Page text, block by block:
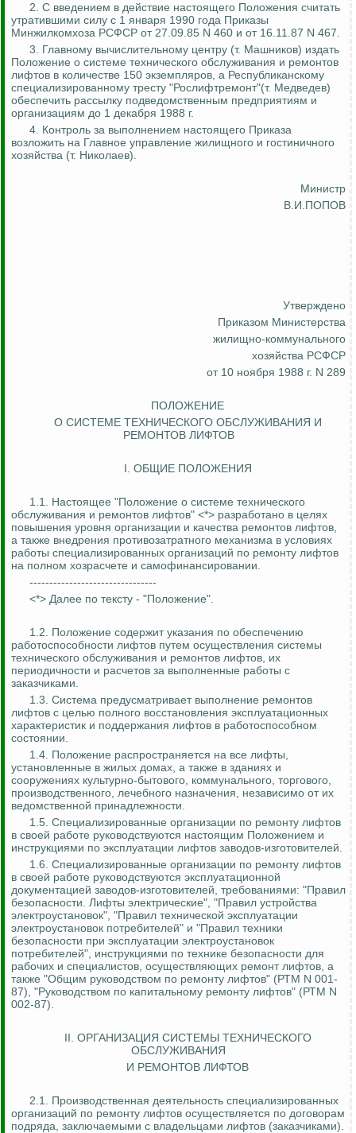
2. С введением в действие настоящего Положения считать
утратившими силу с 1 января 1990 года Приказы
Минжилкомхоза РСФСР от 27.09.85 N 460 и от 16.11.87 N 467.
3. Главному вычислительному центру (т. Машников) издать
Положение о системе технического обслуживания и ремонтов
лифтов в количестве 150 экземпляров, а Республиканскому
специализированному тресту "Рослифтремонт"(т. Медведев)
обеспечить рассылку подведомственным предприятиям и
организациям до 1 декабря 1988 г.
4. Контроль за выполнением настоящего Приказа
возложить на Главное управление жилищного и гостиничного
хозяйства (т. Николаев).
Министр
В.И.ПОПОВ
Утверждено
Приказом Министерства
жилищно-коммунального
хозяйства РСФСР
от 10 ноября 1988 г. N 289
ПОЛОЖЕНИЕ
О СИСТЕМЕ ТЕХНИЧЕСКОГО ОБСЛУЖИВАНИЯ И
РЕМОНТОВ ЛИФТОВ
I. ОБЩИЕ ПОЛОЖЕНИЯ
1.1. Настоящее "Положение о системе технического
обслуживания и ремонтов лифтов" <*> разработано в целях
повышения уровня организации и качества ремонтов лифтов,
а также внедрения противозатратного механизма в условиях
работы специализированных организаций по ремонту лифтов
на полном хозрасчете и самофинансировании.
--------------------------------
<*> Далее по тексту - "Положение".
1.2. Положение содержит указания по обеспечению
работоспособности лифтов путем осуществления системы
технического обслуживания и ремонтов лифтов, их
периодичности и расчетов за выполненные работы с
заказчиками.
1.3. Система предусматривает выполнение ремонтов
лифтов с целью полного восстановления эксплуатационных
характеристик и поддержания лифтов в работоспособном
состоянии.
1.4. Положение распространяется на все лифты,
установленные в жилых домах, а также в зданиях и
сооружениях культурно-бытового, коммунального, торгового,
производственного, лечебного назначения, независимо от их
ведомственной принадлежности.
1.5. Специализированные организации по ремонту лифтов
в своей работе руководствуются настоящим Положением и
инструкциями по эксплуатации лифтов заводов-изготовителей.
1.6. Специализированные организации по ремонту лифтов
в своей работе руководствуются эксплуатационной
документацией заводов-изготовителей, требованиями: "Правил
безопасности. Лифты электрические", "Правил устройства
электроустановок", "Правил технической эксплуатации
электроустановок потребителей" и "Правил техники
безопасности при эксплуатации электроустановок
потребителей", инструкциями по технике безопасности для
рабочих и специалистов, осуществляющих ремонт лифтов, а
также "Общим руководством по ремонту лифтов" (РТМ N 001-
87), "Руководством по капитальному ремонту лифтов" (РТМ N
002-87).
II. ОРГАНИЗАЦИЯ СИСТЕМЫ ТЕХНИЧЕСКОГО
ОБСЛУЖИВАНИЯ
И РЕМОНТОВ ЛИФТОВ
2.1. Производственная деятельность специализированных
организаций по ремонту лифтов осуществляется по договорам
подряда, заключаемыми с владельцами лифтов (заказчиками).